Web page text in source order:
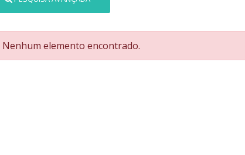
Nenhum elemento encontrado.